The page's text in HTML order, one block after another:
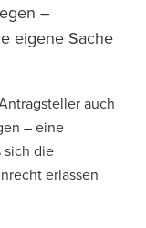
–
eigene Sache
auch
– eine
sich die
erlassen